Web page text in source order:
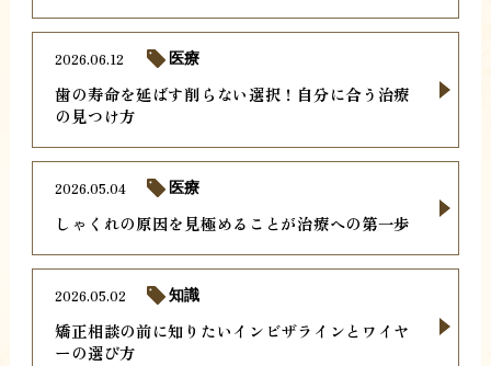
歯の寿命を延ばす削らない選択！自分に合う治療
の見つけ方
2026.06.12 医療
しゃくれの原因を見極めることが治療への第一歩
2026.05.04 医療
矯正相談の前に知りたいインビザラインとワイヤ
ーの選び方
2026.05.02 知識